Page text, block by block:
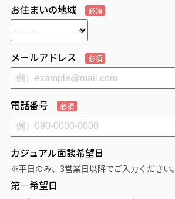
お住まいの地域
必須
メールアドレス 必須
電話番号 必須
カジュアル面談希望日
※平日のみ、3営業日以降でご入力ください。
第一希望日